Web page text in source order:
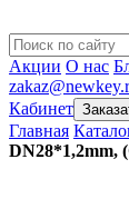
Акции О нас
Кабинет
Главная
DN28*1,2mm,